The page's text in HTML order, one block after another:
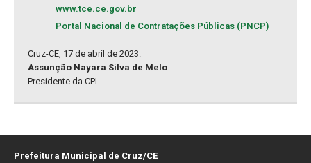
www.tce.ce.gov.br
Portal Nacional de Contratações Públicas (PNCP)
Cruz-CE, 17 de abril de 2023.
Assunção Nayara Silva de Melo
Presidente da CPL
Prefeitura Municipal de Cruz/CE